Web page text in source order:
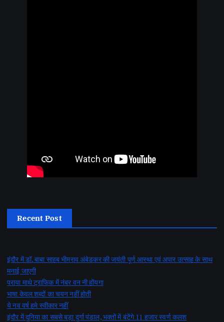
Recent Post
इंदौर में डॉ. बाबा साहब भीमराव अंबेडकर की जयंती पूर्ण आस्था एवं अपार उत्साह के साथ
मनाई जाएगी
पराया माथे ट्राफिक में नंबर वन नी होंयगा
भाषा केवल शब्दों का चयन नहीं होती
ये नव वर्ष हमे स्वीकार नहीं
इंदौर में दुनिया का सबसे बड़ा दुर्गा पंडाल, भक्तों में बंटेंगे 11 हजार स्वर्ण कलश